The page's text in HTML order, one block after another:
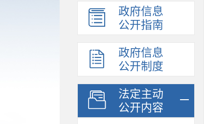
政府信息
公开指南
政府信息
公开制度
法定主动
公开内容